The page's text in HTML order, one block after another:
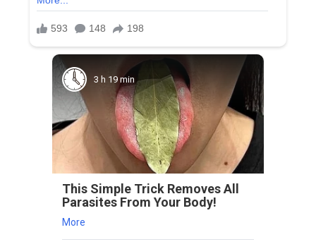
3 h 19 min
This Simple Trick Removes All
Parasites From Your Body!
More